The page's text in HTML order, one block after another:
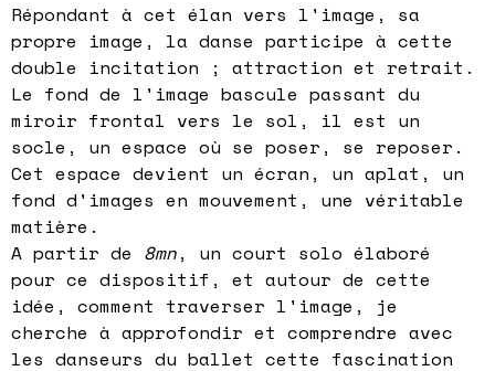
Répondant à cet élan vers l'image, sa
propre image, la danse participe à cette
double incitation ; attraction et retrait.
Le fond de l'image bascule passant du
miroir frontal vers le sol, il est un
socle, un espace où se poser, se reposer.
Cet espace devient un écran, un aplat, un
fond d'images en mouvement, une véritable
matière.
A partir de 8mn, un court solo élaboré
pour ce dispositif, et autour de cette
idée, comment traverser l'image, je
cherche à approfondir et comprendre avec
les danseurs du ballet cette fascination